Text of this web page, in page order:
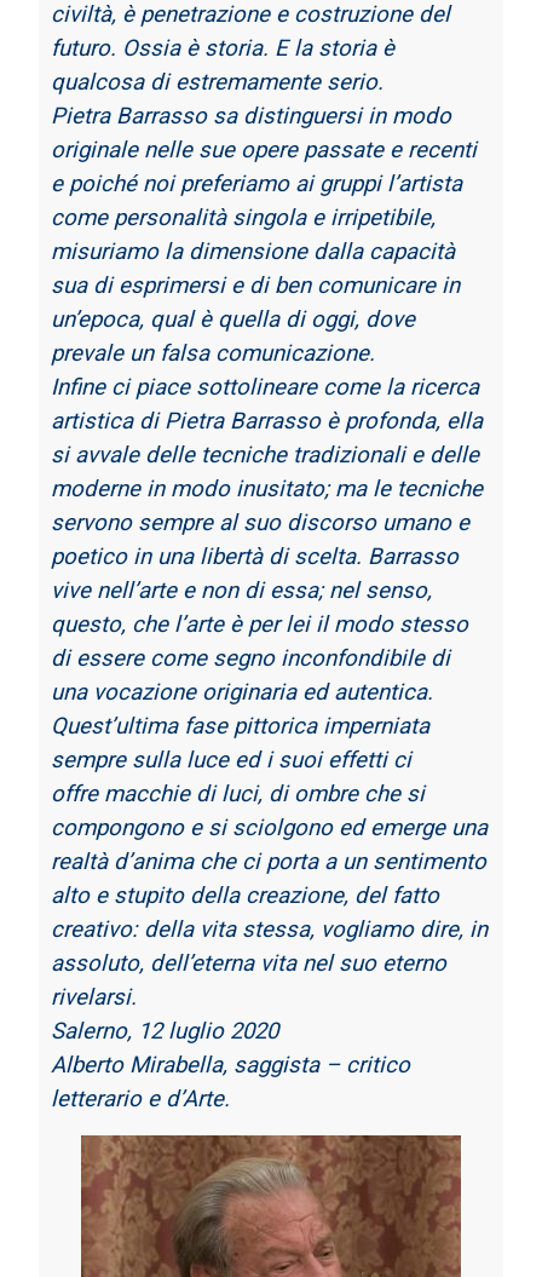
civiltà, è penetrazione e costruzione del
futuro. Ossia è storia. E la storia è
qualcosa di estremamente serio.
Pietra Barrasso sa distinguersi in modo
originale nelle sue opere passate e recenti
e poiché noi preferiamo ai gruppi l’artista
come personalità singola e irripetibile,
misuriamo la dimensione dalla capacità
sua di esprimersi e di ben comunicare in
un’epoca, qual è quella di oggi, dove
prevale un falsa comunicazione.
Infine ci piace sottolineare come la ricerca
artistica di Pietra Barrasso è profonda, ella
siavvale delle tecniche tradizionali e delle
moderne in modo inusitato; ma le tecniche
servono sempre al suo discorso umano e
poetico in una libertà di scelta. Barrasso
vive nell’arte e non di essa; nel senso,
questo, che l’arte è per lei il modo stesso
di essere come segno inconfondibile di
una vocazione originaria ed autentica.
Quest’ultima fase pittorica imperniata
sempre sulla luce ed i suoi effetti ci
offre macchie di luci, di ombre che si
compongono e si sciolgono ed emerge una
realtà d’anima che ci porta a un sentimento
alto e stupito della creazione, del fatto
creativo: della vita stessa, vogliamo dire, in
assoluto, dell’eterna vita nel suo eterno
rivelarsi.
Salerno, 12 luglio 2020
Alberto Mirabella, saggista – critico
letterario e d’Arte.